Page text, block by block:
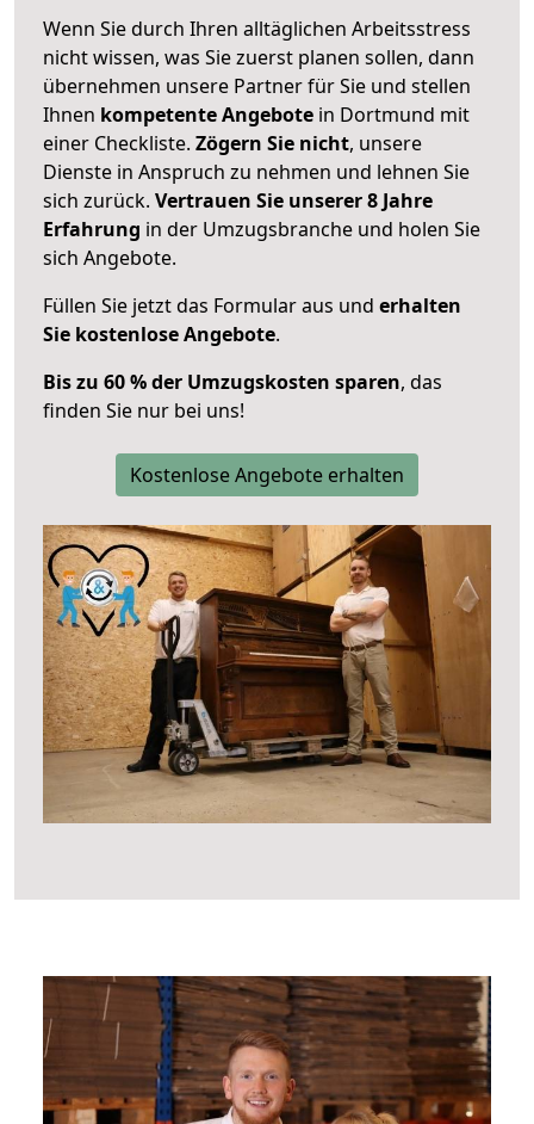
Wenn Sie durch Ihren alltäglichen Arbeitsstress
nicht wissen, was Sie zuerst planen sollen, dann
übernehmen unsere Partner für Sie und stellen
Ihnen kompetente Angebote in Dortmund mit
einer Checkliste. Zögern Sie nicht, unsere
Dienste in Anspruch zu nehmen und lehnen Sie
sich zurück. Vertrauen Sie unserer 8 Jahre
Erfahrung in der Umzugsbranche und holen Sie
sich Angebote.
Füllen Sie jetzt das Formular aus und erhalten
Sie kostenlose Angebote.
Bis zu 60 % der Umzugskosten sparen, das
finden Sie nur bei uns!
Kostenlose Angebote erhalten